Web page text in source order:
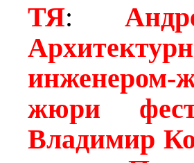
ТЯ:
инженером-
жюри
Владимир